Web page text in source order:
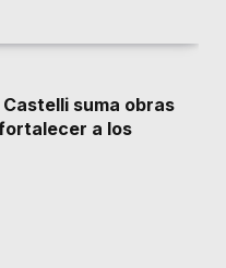
suma obras
a los